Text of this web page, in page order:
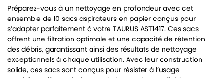
Préparez-vous à un nettoyage en profondeur avec cet
ensemble de 10 sacs aspirateurs en papier conçus pour
s’adapter parfaitement à votre TAURUS AST1417. Ces sacs
offrent une filtration optimale et une capacité de rétention
des débris, garantissant ainsi des résultats de nettoyage
exceptionnels à chaque utilisation. Avec leur construction
solide, ces sacs sont conçus pour résister à l’usage